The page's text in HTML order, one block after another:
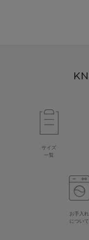
サイズ
一覧
お手入れ
について